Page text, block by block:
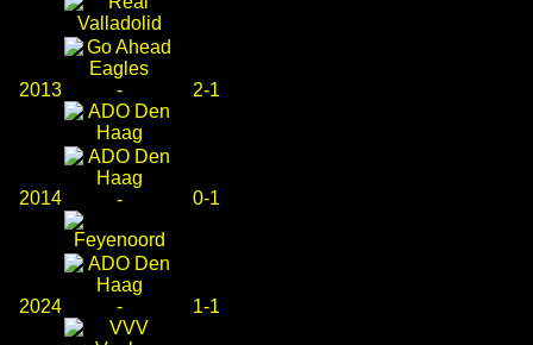
2013 - 2-1
2014 - 0-1
2024 - 1-1